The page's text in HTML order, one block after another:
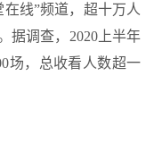
线”频道，超十万人
据调查，2020上半年
场，总收看人数超一